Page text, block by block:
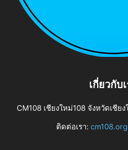
เกี่ยวกับ
CM108 เชียงใหม่108 จังหวัดเชีย
ติดต่อเรา: